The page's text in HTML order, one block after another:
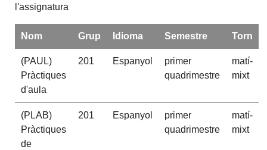
l'assignatura
Nom Grup Idioma Semestre Torn
(PAUL)
Pràctiques
d'aula
201 Espanyol
primer
quadrimestre
matí-
mixt
(PLAB)
Pràctiques
de
201 Espanyol
primer
quadrimestre
matí-
mixt